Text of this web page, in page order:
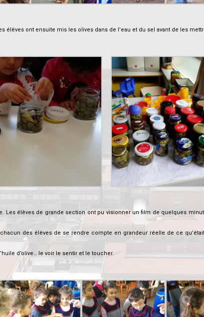
ont ensuite mis les olives dans de l’eau et du sel avant de les
Les élèves de grande section ont pu visionner un film de quelques
des élèves de se rendre compte en grandeur réelle de ce
d’olive… le voir le sentir et le toucher.